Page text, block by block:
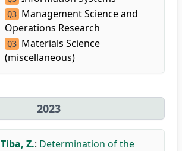
Q3 Management Science and
Operations Research
Q3 Materials Science
(miscellaneous)
2023
Tiba, Z.: Determination of the